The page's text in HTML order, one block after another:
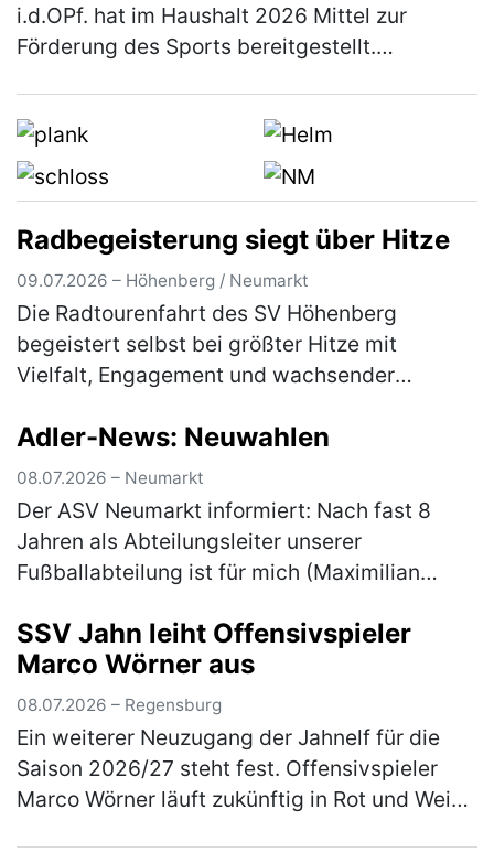
i.d.OPf. hat im Haushalt 2026 Mittel zur
Förderung des Sports bereitgestellt.
werden, …
Radbegeisterung siegt über Hitze
09.07.2026 – Höhenberg / Neumarkt
Die Radtourenfahrt des SV Höhenberg
begeistert selbst bei größter Hitze mit
Vielfalt, Engagement und wachsender
SV Höhenberg zog am letzten Juni-
Wochenende …
(mehr)
Adler-News: Neuwahlen
08.07.2026 – Neumarkt
Der ASV Neumarkt informiert: Nach fast 8
Jahren als Abteilungsleiter unserer
Fußballabteilung ist für mich (Maximilian
neue Hände zu übergeben. Aus persönlichen
… (mehr)
SSV Jahn leiht Offensivspieler
Marco Wörner aus
08.07.2026 – Regensburg
Ein weiterer Neuzugang der Jahnelf für die
Saison 2026/27 steht fest. Offensivspieler
Marco Wörner läuft zukünftig in Rot und Weiß